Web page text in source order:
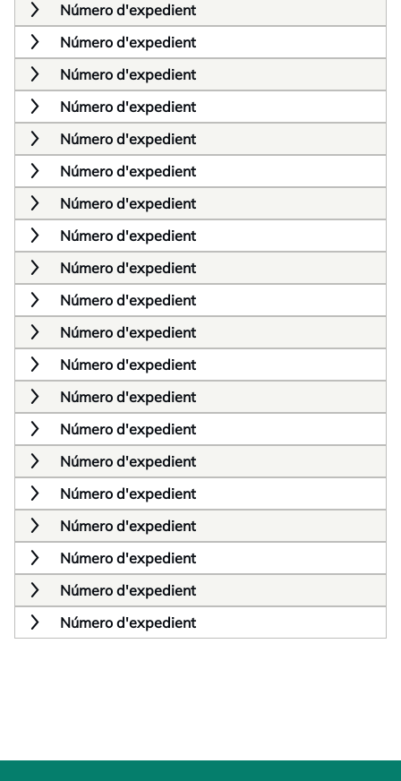
Número d'expedient
Número d'expedient
Número d'expedient
Número d'expedient
Número d'expedient
Número d'expedient
Número d'expedient
Número d'expedient
Número d'expedient
Número d'expedient
Número d'expedient
Número d'expedient
Número d'expedient
Número d'expedient
Número d'expedient
Número d'expedient
Número d'expedient
Número d'expedient
Número d'expedient
Número d'expedient